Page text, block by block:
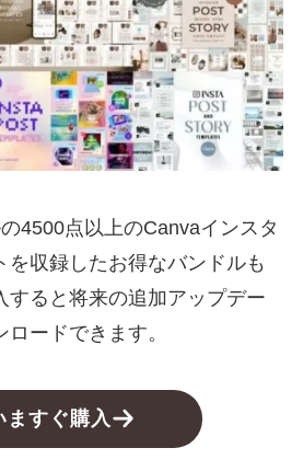
4500点以上のCanvaインスタ
を収録したお得なバンドルも
すると将来の追加アップデー
ロードできます。
ますぐ購入